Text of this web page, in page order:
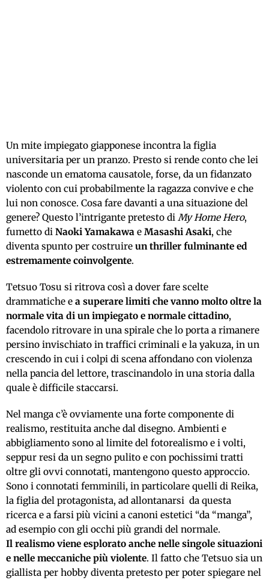
Un mite impiegato giapponese incontra la figlia
universitaria per un pranzo. Presto si rende conto che lei
nasconde un ematoma causatole, forse, da un fidanzato
violento con cui probabilmente la ragazza convive e che
lui non conosce. Cosa fare davanti a una situazione del
genere? Questo l’intrigante pretesto di My Home Hero,
fumetto di Naoki Yamakawa e Masashi Asaki, che
diventa spunto per costruire un thriller fulminante ed
estremamente coinvolgente.
Tetsuo Tosu si ritrova così a dover fare scelte
drammatiche e a superare limiti che vanno molto oltre la
normale vita di un impiegato e normale cittadino,
facendolo ritrovare in una spirale che lo porta a rimanere
persino invischiato in traffici criminali e la yakuza, in un
crescendo in cui i colpi di scena affondano con violenza
nella pancia del lettore, trascinandolo in una storia dalla
quale è difficile staccarsi.
Nel manga c’è ovviamente una forte componente di
realismo, restituita anche dal disegno. Ambienti e
abbigliamento sono al limite del fotorealismo e i volti,
seppur resi da un segno pulito e con pochissimi tratti
oltre gli ovvi connotati, mantengono questo approccio.
Sono i connotati femminili, in particolare quelli di Reika,
la figlia del protagonista, ad allontanarsi da questa
ricerca e a farsi più vicini a canoni estetici “da “manga”,
ad esempio con gli occhi più grandi del normale.
Il realismo viene esplorato anche nelle singole situazioni
e nelle meccaniche più violente. Il fatto che Tetsuo sia un
giallista per hobby diventa pretesto per poter spiegare nel